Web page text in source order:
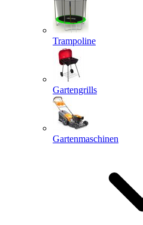
Trampoline
Gartengrills
Gartenmaschinen